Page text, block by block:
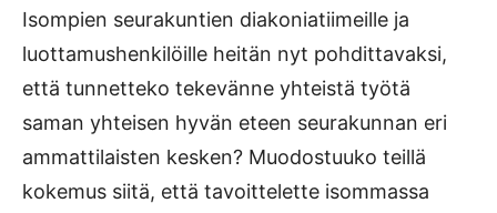
Isompien seurakuntien diakoniatiimeille ja
luottamushenkilöille heitän nyt pohdittavaksi,
että tunnetteko tekevänne yhteistä työtä
saman yhteisen hyvän eteen seurakunnan eri
ammattilaisten kesken? Muodostuuko teillä
kokemus siitä, että tavoittelette isommassa